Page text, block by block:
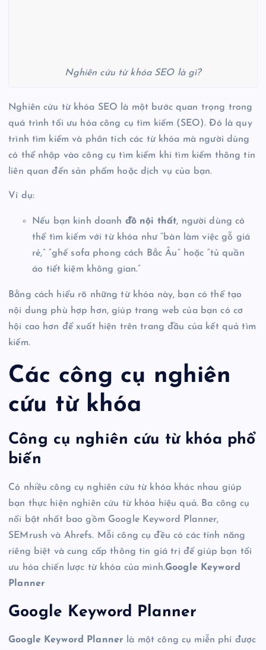
Nghiên cứu từ khóa SEO là gì?
Nghiên cứu từ khóa SEO là một bước quan trọng trong
quá trình tối ưu hóa công cụ tìm kiếm (SEO). Đó là quy
trình tìm kiếm và phân tích các từ khóa mà người dùng
có thể nhập vào công cụ tìm kiếm khi tìm kiếm thông tin
liên quan đến sản phẩm hoặc dịch vụ của bạn.
Ví dụ:
Nếu bạn kinh doanh đồ nội thất, người dùng có
thể tìm kiếm với từ khóa như “bàn làm việc gỗ giá
rẻ,” “ghế sofa phong cách Bắc Âu” hoặc “tủ quần
áo tiết kiệm không gian.”
Bằng cách hiểu rõ những từ khóa này, bạn có thể tạo
nội dung phù hợp hơn, giúp trang web của bạn có cơ
hội cao hơn để xuất hiện trên trang đầu của kết quả tìm
kiếm.
Các công cụ nghiên
cứu từ khóa
Công cụ nghiên cứu từ khóa phổ
biến
Có nhiều công cụ nghiên cứu từ khóa khác nhau giúp
bạn thực hiện nghiên cứu từ khóa hiệu quả. Ba công cụ
nổi bật nhất bao gồm Google Keyword Planner,
SEMrush và Ahrefs. Mỗi công cụ đều có các tính năng
riêng biệt và cung cấp thông tin giá trị để giúp bạn tối
ưu hóa chiến lược từ khóa của mình.Google Keyword
Planner
Google Keyword Planner
Google Keyword Planner là một công cụ miễn phí được